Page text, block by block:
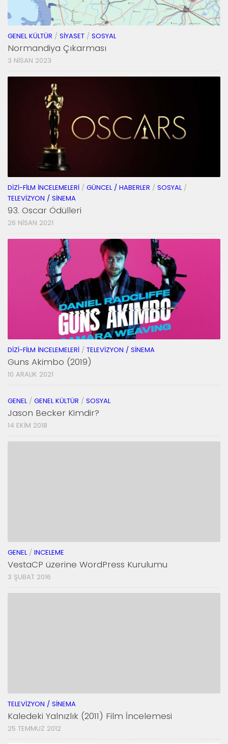
GENEL KÜLTÜR / SIYASET / SOSYAL
Normandiya Çıkarması
3 NISAN 2023
DIZI-FILM İNCELEMELERI / GÜNCEL / HABERLER / SOSYAL/
TELEVIZYON / SINEMA
93. Oscar Ödülleri
26 NISAN 2021
DIZI-FILM İNCELEMELERI / TELEVIZYON / SINEMA
Guns Akimbo (2019)
10 ARALIK 2021
GENEL/ GENEL KÜLTÜR / SOSYAL
Jason Becker Kimdir?
14 EKIM 2018
GENEL/ INCELEME
VestaCP üzerine WordPress Kurulumu
3 ŞUBAT 2016
TELEVIZYON / SINEMA
Kaledeki Yalnızlık (2011) Film İncelemesi
25 TEMMUZ 2012